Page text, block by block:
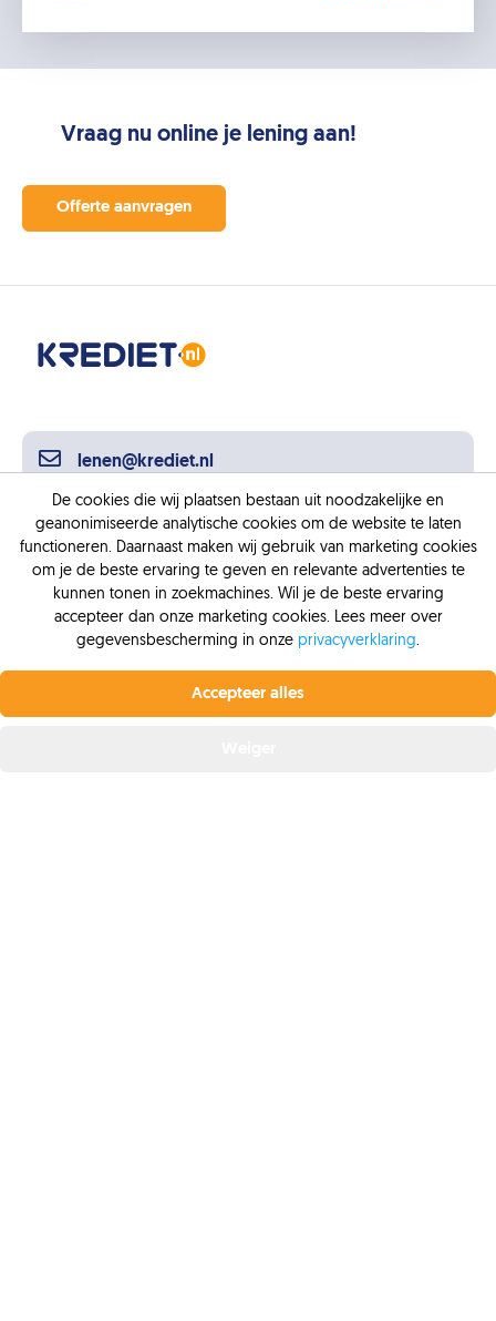
Vraag nu online je lening aan!
Offerte aanvragen
lenen@krediet.nl
0318 88 88 88
Postadres
De cookies die wij plaatsen bestaan uit noodzakelijke en
geanonimiseerde analytische cookies om de website te laten
functioneren. Daarnaast maken wij gebruik van marketing cookies
om je de beste ervaring te geven en relevante advertenties te
kunnen tonen in zoekmachines. Wil je de beste ervaring
accepteer dan onze marketing cookies. Lees meer over
gegevensbescherming in onze privacyverklaring.
Accepteer alles
Profiteer nu van de laagste rente.Vanaf 6,4% vaste
rente bij Krediet.nl